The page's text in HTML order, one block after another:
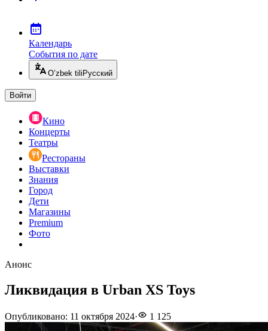
Календарь
События по дате
O’zbek tili Русский
Войти
Кино
Концерты
Театры
Рестораны
Выставки
Знания
Город
Дети
Магазины
Premium
Фото
Анонс
Ликвидация в Urban XS Toys
Опубликовано: 11 октября 2024· 1 125